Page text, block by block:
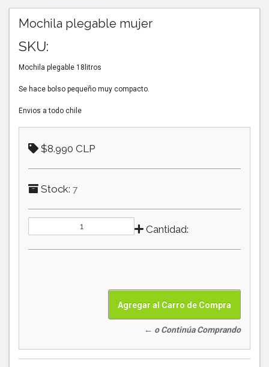
Mochila plegable mujer
SKU:
Mochila plegable 18litros
Se hace bolso pequeño muy compacto.
Envios a todo chile
$8.990 CLP
Stock: 7
Cantidad:
← o Continúa Comprando